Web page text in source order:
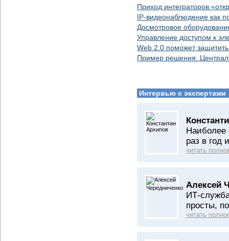
Приход интеграторов
IP-видеонаблюдение как
Досмотровое
Управление доступом к
Web 2.0 поможет
Пример решения:
Интервью с экспертами
Наиболее
раз в год
читать
Алексей
ИТ-
просты,
читать